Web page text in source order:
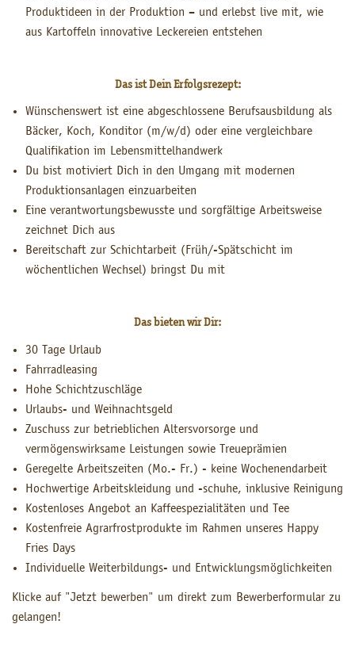
Produktideen in der Produktion – und erlebst live mit, wie
aus Kartoffeln innovative Leckereien entstehen
Das ist Dein Erfolgsrezept:
Wünschenswert ist eine abgeschlossene Berufsausbildung als
Bäcker, Koch, Konditor (m/w/d) oder eine vergleichbare
Qualifikation im Lebensmittelhandwerk
Du bist motiviert Dich in den Umgang mit modernen
Produktionsanlagen einzuarbeiten
Eine verantwortungsbewusste und sorgfältige Arbeitsweise
zeichnet Dich aus
Bereitschaft zur Schichtarbeit (Früh/-Spätschicht im
wöchentlichen Wechsel) bringst Du mit
Das bieten wir Dir:
30 Tage Urlaub
Fahrradleasing
Hohe Schichtzuschläge
Urlaubs- und Weihnachtsgeld
Zuschuss zur betrieblichen Altersvorsorge und
vermögenswirksame Leistungen sowie Treueprämien
Geregelte Arbeitszeiten (Mo.- Fr.) - keine Wochenendarbeit
Hochwertige Arbeitskleidung und -schuhe, inklusive Reinigung
Kostenloses Angebot an Kaffeespezialitäten und Tee
Kostenfreie Agrarfrostprodukte im Rahmen unseres Happy
Fries Days
Individuelle Weiterbildungs- und Entwicklungsmöglichkeiten
Klicke auf "Jetzt bewerben" um direkt zum Bewerberformular zu
gelangen!